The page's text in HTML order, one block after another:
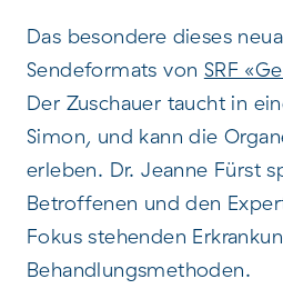
Das besondere dieses
Sendeformats von SRF
Der Zuschauer taucht in
Simon, und kann die
erleben. Dr. Jeanne Fürst
Betroffenen und den
Fokus stehenden
Behandlungsmethoden.